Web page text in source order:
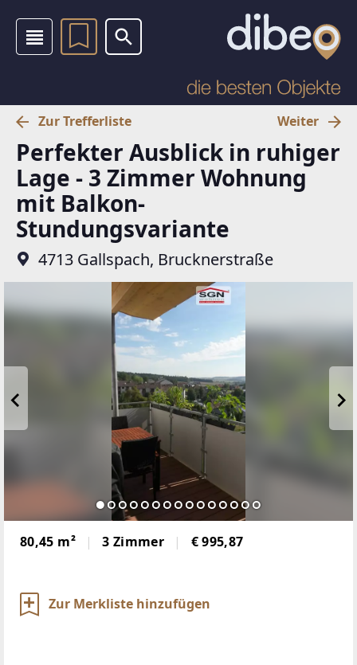
Zur Trefferliste Weiter
Perfekter Ausblick in ruhiger
Lage - 3 Zimmer Wohnung
mit Balkon-
Stundungsvariante
4713 Gallspach, Brucknerstraße
80,45 m² 3 Zimmer € 995,87
Zur Merkliste hinzufügen